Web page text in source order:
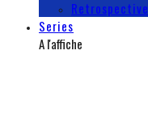
Retrospective
Series
A l'affiche